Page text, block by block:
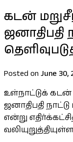
கடன்
ஜனாதிபதி
Posted on June 30,
உள்நாட்டுக்
ஜனாதிபதி
என்று